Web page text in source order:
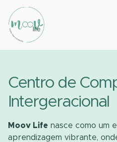
Centro de
Intergeracional
Moov Life nasce como um
aprendizagem vibrante,